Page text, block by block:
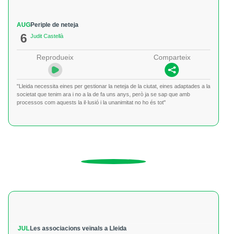
AUG
6
Periple de neteja
Judit Castellà
Reprodueix Comparteix
"Lleida necessita eines per gestionar la neteja de la ciutat, eines adaptades a la
societat que tenim ara i no a la de fa uns anys, però ja se sap que amb
processos com aquests la il·lusió i la unanimitat no ho és tot"
JULLes associacions veïnals a Lleida